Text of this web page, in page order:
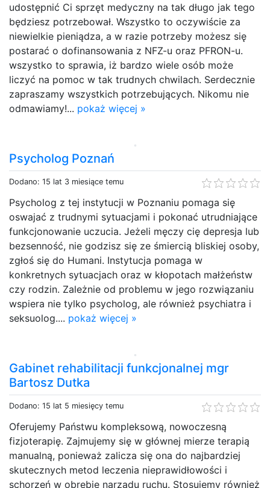
udostępnić Ci sprzęt medyczny na tak długo jak tego
będziesz potrzebował. Wszystko to oczywiście za
niewielkie pieniądza, a w razie potrzeby możesz się
postarać o dofinansowania z NFZ-u oraz PFRON-u.
wszystko to sprawia, iż bardzo wiele osób może
liczyć na pomoc w tak trudnych chwilach. Serdecznie
zapraszamy wszystkich potrzebujących. Nikomu nie
odmawiamy!... pokaż więcej »
Psycholog Poznań
Dodano: 15 lat 3 miesiące temu
Psycholog z tej instytucji w Poznaniu pomaga się
oswajać z trudnymi sytuacjami i pokonać utrudniające
funkcjonowanie uczucia. Jeżeli męczy cię depresja lub
bezsenność, nie godzisz się ze śmiercią bliskiej osoby,
zgłoś się do Humani. Instytucja pomaga w
konkretnych sytuacjach oraz w kłopotach małżeństw
czy rodzin. Zależnie od problemu w jego rozwiązaniu
wspiera nie tylko psycholog, ale również psychiatra i
seksuolog.... pokaż więcej »
Gabinet rehabilitacji funkcjonalnej mgr
Bartosz Dutka
Dodano: 15 lat 5 miesięcy temu
Oferujemy Państwu kompleksową, nowoczesną
fizjoterapię. Zajmujemy się w głównej mierze terapią
manualną, ponieważ zalicza się ona do najbardziej
skutecznych metod leczenia nieprawidłowości i
schorzeń w obrębie narządu ruchu. Stosujemy również